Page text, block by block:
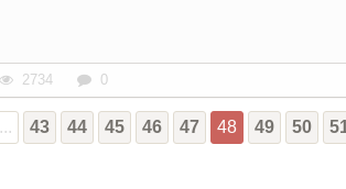
2734 0
... 43 44 45 46 47 48 49 50